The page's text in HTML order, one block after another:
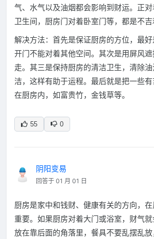
气、水气以及油烟都会影响到财运。正
卫生间，厨房门对着卧室门等，都是不吉
解决方法：首先是保证厨房的方位，最好
开门不能对着其他空间。其次是用屏风
走。其三是保持厨房的清洁卫生，清除
洁，这样有助于运程。最后就是把一些
在厨房内，如富贵竹，金钱草等。
55 0
阴阳变易
回答于 01 月 01 日
厨房是家中和钱财、健康有关的方向，
重要。如果厨房对着大门或浴室，财气
放在靠后面的角落里，餐具不要乱摆乱